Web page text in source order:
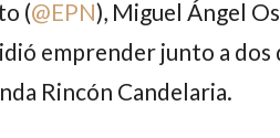
(@EPN), Miguel Ángel
emprender junto a dos
Rincón Candelaria.